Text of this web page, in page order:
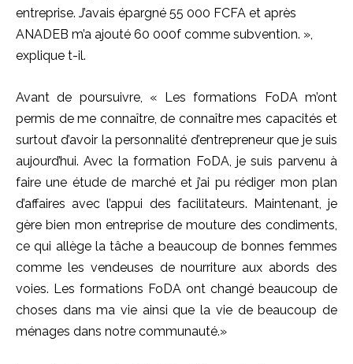
entreprise. J’avais épargné 55 000 FCFA et après
ANADEB m’a ajouté 60 000f comme subvention. »,
explique t-il.
Avant de poursuivre, « Les formations FoDAm’ont
permis de me connaître, de connaître mes capacités et
surtout d’avoir la personnalité d’entrepreneur que je suis
aujourd’hui. Avec la formation FoDA, je suis parvenu à
faire une étude de marché et j’ai pu rédiger mon plan
d’affaires avec l’appui des facilitateurs. Maintenant, je
gère bien mon entreprise de mouture des condiments,
ce qui allège la tâche a beaucoup de bonnes femmes
comme les vendeuses de nourriture aux abords des
voies. Les formations FoDA ont changé beaucoup de
choses dans ma vie ainsi que la vie de beaucoup de
ménages dans notre communauté.»